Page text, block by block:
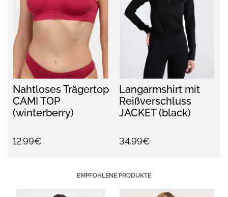
Nahtloses Trägertop
CAMI TOP
(winterberry)
12.99€
Langarmshirt mit
Reißverschluss
JACKET (black)
34.99€
EMPFOHLENE PRODUKTE